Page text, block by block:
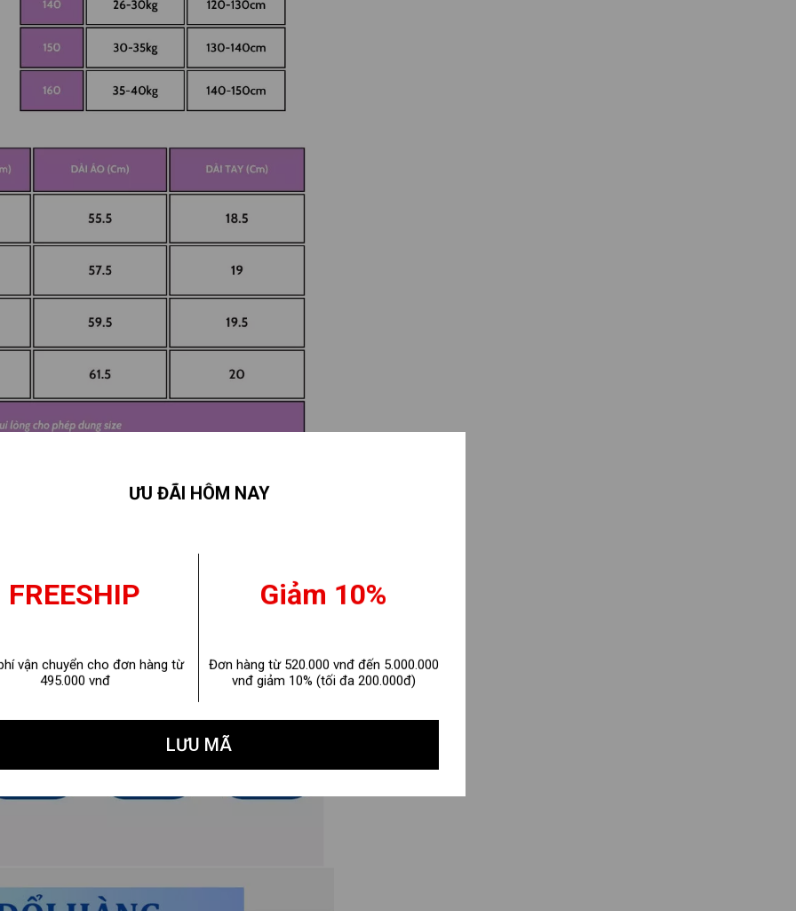
ƯU ĐÃI HÔM NAY
FREESHIP
vận chuyển cho đơn hàng từ
495.000 vnđ
Giảm 10%
Đơn hàng từ 520.000 vnđ đến 5.000.000
vnđ giảm 10% (tối đa 200.000đ)
LƯU MÃ